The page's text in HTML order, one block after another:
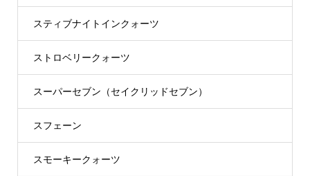
スティブナイトインクォーツ
ストロベリークォーツ
スーパーセブン（セイクリッドセブン）
スフェーン
スモーキークォーツ